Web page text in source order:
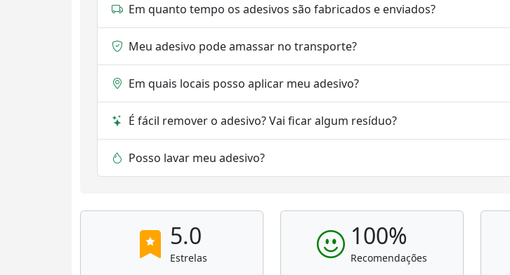
Em quanto tempo os adesivos são fabricados e enviados?
Meu adesivo pode amassar no transporte?
Em quais locais posso aplicar meu adesivo?
É fácil remover o adesivo? Vai ficar algum resíduo?
Posso lavar meu adesivo?
5.0
Estrelas
100%
Recomendações